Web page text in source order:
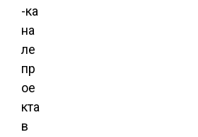
-ка
на
ле
пр
ое
кта
в